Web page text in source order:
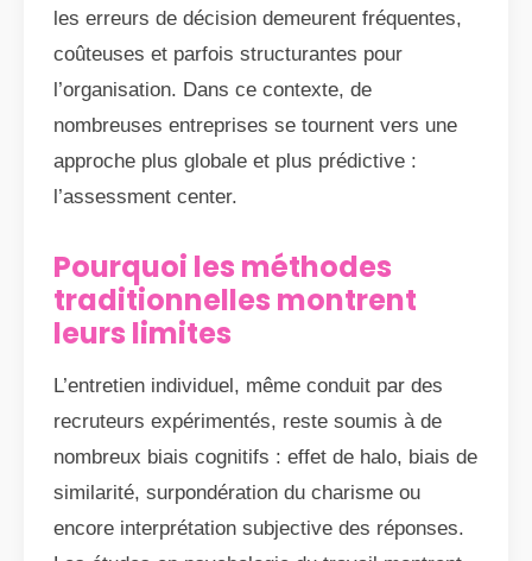
les erreurs de décision demeurent fréquentes,
coûteuses et parfois structurantes pour
l’organisation. Dans ce contexte, de
nombreuses entreprises se tournent vers une
approche plus globale et plus prédictive :
l’assessment center.
Pourquoi les méthodes
traditionnelles montrent
leurs limites
L’entretien individuel, même conduit par des
recruteurs expérimentés, reste soumis à de
nombreux biais cognitifs : effet de halo, biais de
similarité, surpondération du charisme ou
encore interprétation subjective des réponses.